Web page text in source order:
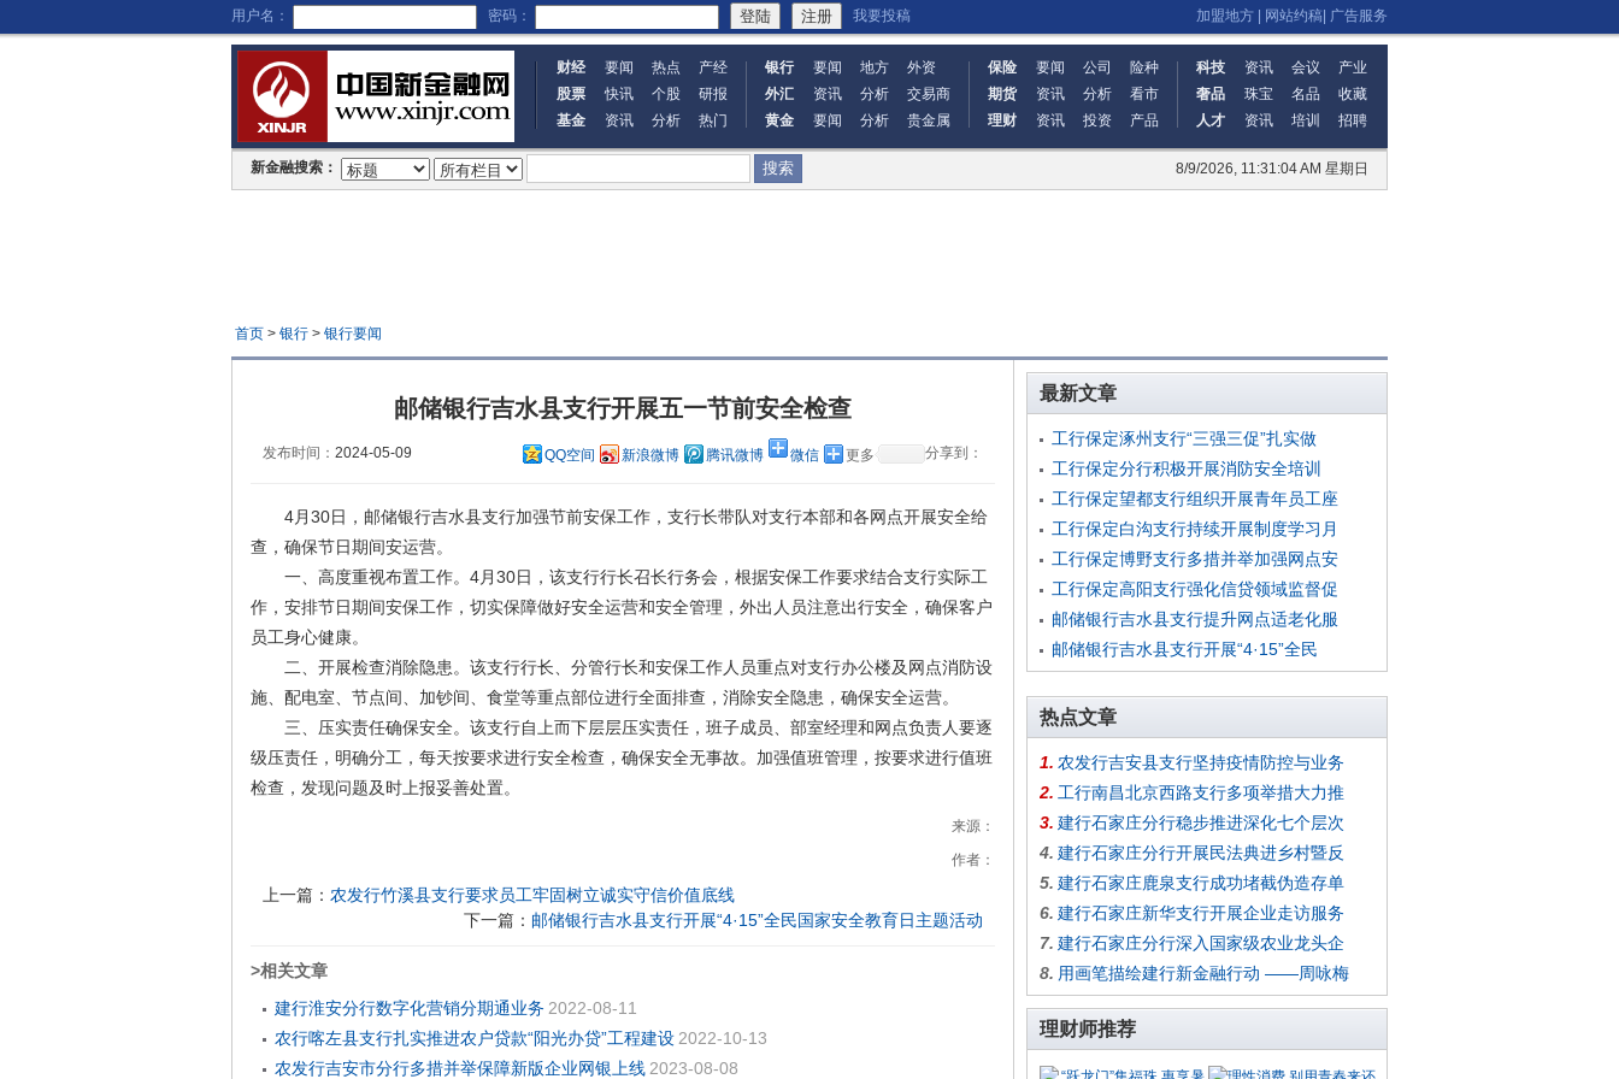
用户名： 密码： 我要投稿 加盟地方 网站约稿 广告服务
财经 要闻 热点
产经
股票
快讯 个股
研报
基金
资讯 分析 热门
银行 要闻 地方
外资
外汇
资讯 分析
交易商
黄金
要闻 分析 贵金属
保险 要闻 公司
险种
期货
资讯 分析
看市
理财
资讯 投资 产品
科技 资讯 会议
产业
奢品
珠宝 名品
收藏
人才
资讯 培训 招聘
8/9/2026, 11:31:04 AM 星期日
新金融搜索：
首页> 银行> 银行要闻
邮储银行吉水县支行开展五一节前安全检查
发布时间： 2024-05-09 分享到：
QQ空间 新浪微博 腾讯微博 微信 更多
4月30日，邮储银行吉水县支行加强节前安保工作，支行长带队对支行本部和各网点开展安全给
查，确保节日期间安运营。
一、高度重视布置工作。4月30日，该支行行长召长行务会，根据安保工作要求结合支行实际工
作，安排节日期间安保工作，切实保障做好安全运营和安全管理，外出人员注意出行安全，确保客户
员工身心健康。
二、开展检查消除隐患。该支行行长、分管行长和安保工作人员重点对支行办公楼及网点消防设
施、配电室、节点间、加钞间、食堂等重点部位进行全面排查，消除安全隐患，确保安全运营。
三、压实责任确保安全。该支行自上而下层层压实责任，班子成员、部室经理和网点负责人要逐
级压责任，明确分工，每天按要求进行安全检查，确保安全无事故。加强值班管理，按要求进行值班
检查，发现问题及时上报妥善处置。
来源：
作者：
上一篇： 农发行竹溪县支行要求员工牢固树立诚实守信价值底线
下一篇： 邮储银行吉水县支行开展“4·15”全民国家安全教育日主题活动
>相关文章
建行淮安分行数字化营销分期通业务 2022-08-11
农行喀左县支行扎实推进农户贷款“阳光办贷”工程建设 2022-10-13
农发行吉安市分行多措并举保障新版企业网银上线 2023-08-08
最新文章
工行保定涿州支行“三强三促”扎实做
工行保定分行积极开展消防安全培训
工行保定望都支行组织开展青年员工座
工行保定白沟支行持续开展制度学习月
工行保定博野支行多措并举加强网点安
工行保定高阳支行强化信贷领域监督促
邮储银行吉水县支行提升网点适老化服
邮储银行吉水县支行开展“4·15”全民
热点文章
1. 农发行吉安县支行坚持疫情防控与业务
2. 工行南昌北京西路支行多项举措大力推
3. 建行石家庄分行稳步推进深化七个层次
4. 建行石家庄分行开展民法典进乡村暨反
5. 建行石家庄鹿泉支行成功堵截伪造存单
6. 建行石家庄新华支行开展企业走访服务
7. 建行石家庄分行深入国家级农业龙头企
8. 用画笔描绘建行新金融行动 ——周咏梅
理财师推荐